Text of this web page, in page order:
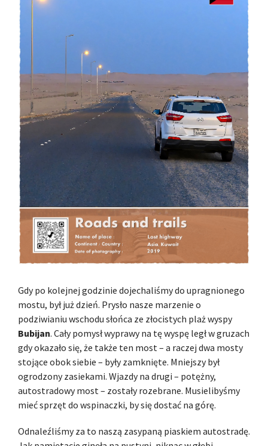
Gdy po kolejnej godzinie dojechaliśmy do upragnionego
mostu, był już dzień. Prysło nasze marzenie o
podziwianiu wschodu słońca ze złocistych plaż wyspy
Bubijan. Cały pomysł wyprawy na tę wyspę legł w gruzach
gdy okazało się, że także ten most – a raczej dwa mosty
stojące obok siebie – były zamknięte. Mniejszy był
ogrodzony zasiekami. Wjazdy na drugi – potężny,
autostradowy most – zostały rozebrane. Musielibyśmy
mieć sprzęt do wspinaczki, by się dostać na górę.
Odnaleźliśmy za to naszą zasypaną piaskiem autostradę.